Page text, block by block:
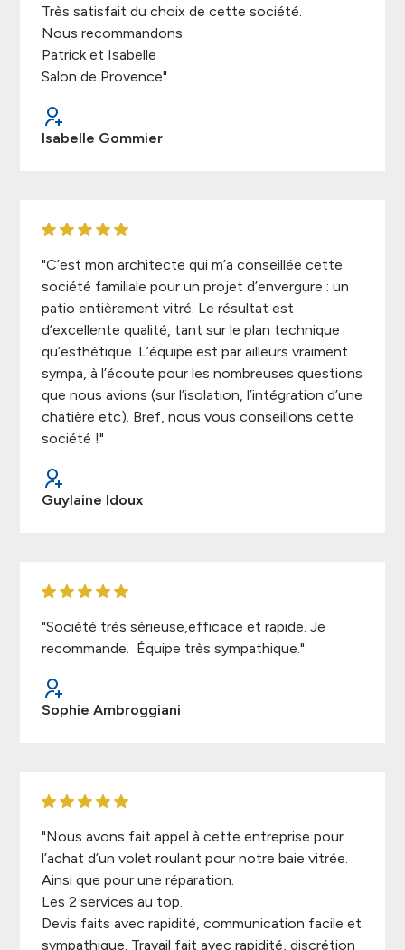
Très satisfait du choix de cette société.
Nous recommandons.
Patrick et Isabelle
Salon de Provence"
Isabelle Gommier
"C’est mon architecte qui m’a conseillée cette
société familiale pour un projet d’envergure : un
patio entièrement vitré. Le résultat est
d’excellente qualité, tant sur le plan technique
qu’esthétique. L’équipe est par ailleurs vraiment
sympa, à l’écoute pour les nombreuses questions
que nous avions (sur l’isolation, l’intégration d’une
chatière etc). Bref, nous vous conseillons cette
société !"
Guylaine Idoux
"Société très sérieuse,efficace et rapide. Je
recommande. Équipe très sympathique."
Sophie Ambroggiani
"Nous avons fait appel à cette entreprise pour
l’achat d’un volet roulant pour notre baie vitrée.
Ainsi que pour une réparation.
Les 2 services au top.
Devis faits avec rapidité, communication facile et
sympathique. Travail fait avec rapidité, discrétion